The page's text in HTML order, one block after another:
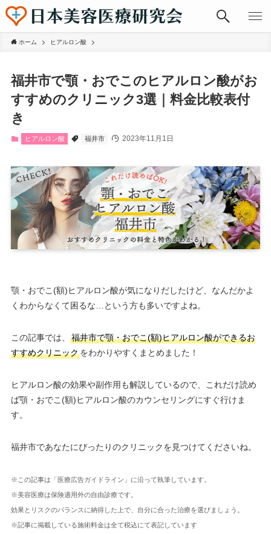
ホーム ヒアルロン酸
福井市で顎・おでこのヒアルロン酸がお
すすめのクリニック3選｜料金比較表付
き
ヒアルロン酸 福井市 2023年11月1日
顎・おでこ(額)ヒアルロン酸が気になりだしたけど、なんだかよ
くわからなくて困るな…という方も多いですよね。
この記事では、
福井市で顎・おでこ(額)ヒアルロン酸ができるお
すすめクリニックをわかりやすくまとめました！
ヒアルロン酸の効果や副作用も解説しているので、これだけ読め
ば顎・おでこ(額)ヒアルロン酸のカウンセリングにすぐ行けま
す。
福井市であなたにぴったりのクリニックを見つけてくださいね。
※この記事は「医療広告ガイドライン」に沿って執筆しています。
※美容医療は保険適用外の自由診療です。
効果とリスクのバランスに納得した上で、自分に合った治療を選びましょう。
※記事に掲載している施術料金は全て税込にて表記しています